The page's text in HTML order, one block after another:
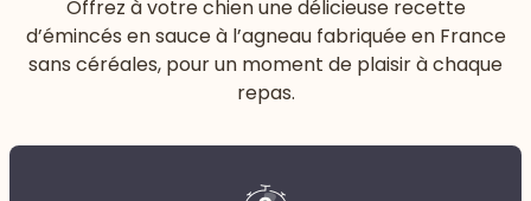
Offrez à votre chien une délicieuse recette
d’émincés en sauce à l’agneau fabriquée en France
sans céréales, pour un moment de plaisir à chaque
repas.